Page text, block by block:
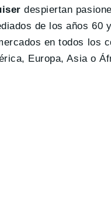
despiertan
de los años
en todos los
Europa, Asia o